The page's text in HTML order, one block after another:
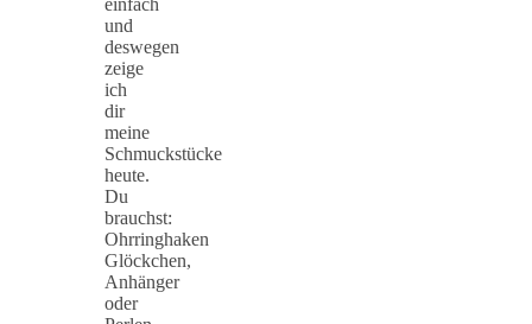
und
deswegen
zeige
ich
dir
meine
Schmuckstücke
heute.
Du
brauchst:
Ohrringhaken
Glöckchen,
Anhänger
oder